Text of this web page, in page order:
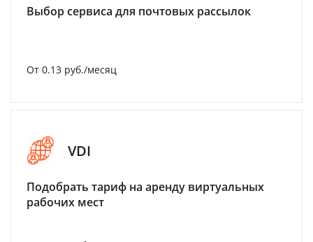
Выбор сервиса для почтовых рассылок
От 0.13 руб./месяц
VDI
Подобрать тариф на аренду виртуальных
рабочих мест